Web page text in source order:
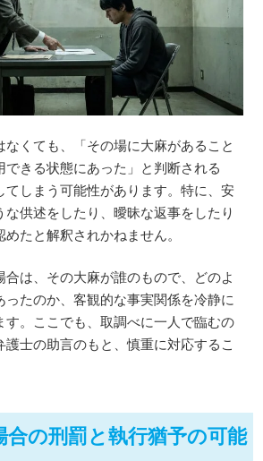
くても、「その場に大麻があること
できる状態にあった」と判断される
てしまう可能性があります。特に、安
供述をしたり、曖昧な返事をしたり
たと解釈されかねません。
は、その大麻が誰のもので、どのよ
ったのか、客観的な事実関係を冷静に
す。ここでも、取調べに一人で臨むの
士の助言のもと、慎重に対応するこ
の刑罰と執行猶予の可能